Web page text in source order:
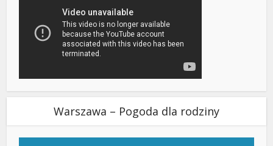
Warszawa – Pogoda dla rodziny